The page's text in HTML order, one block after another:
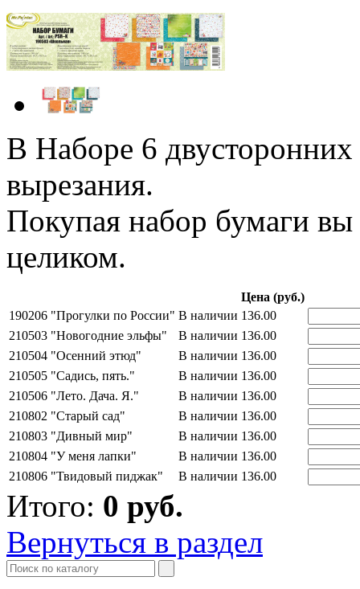
В Наборе 6 двусторонних
вырезания.
Покупая набор бумаги
целиком.
Цена (руб.)
190206 "Прогулки по России" В наличии 136.00
210503 "Новогодние эльфы"
В наличии 136.00
210504 "Осенний этюд"
В наличии 136.00
210505 "Садись, пять."
В наличии 136.00
210506 "Лето. Дача. Я."
В наличии 136.00
210802 "Старый сад"
В наличии 136.00
210803 "Дивный мир"
В наличии 136.00
210804 "У меня лапки"
В наличии 136.00
210806 "Твидовый пиджак"
В наличии 136.00
Итого: 0 руб.
Вернуться в раздел